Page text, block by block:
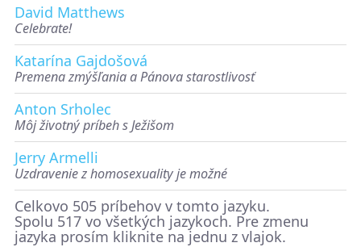
David Matthews
Celebrate!
Katarína Gajdošová
Premena zmýšľania a Pánova starostlivosť
Anton Srholec
Môj životný príbeh s Ježišom
Jerry Armelli
Uzdravenie z homosexuality je možné
Celkovo 505 príbehov v tomto jazyku.
Spolu 517 vo všetkých jazykoch. Pre zmenu
jazyka prosím kliknite na jednu z vlajok.